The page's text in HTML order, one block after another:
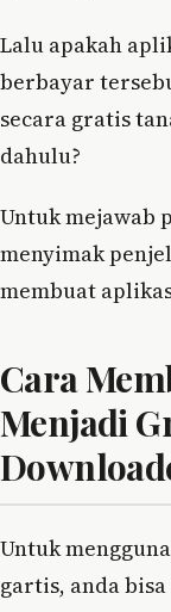
Lalu apakah
berbayar
secara gratis
dahulu?
Untuk mejawab
menyimak
membuat
Cara
Menjadi
Untuk
gartis, anda